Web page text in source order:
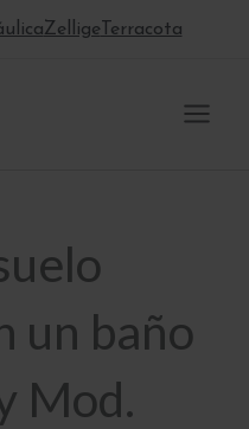
Zellige Terracota
un baño
Mod.